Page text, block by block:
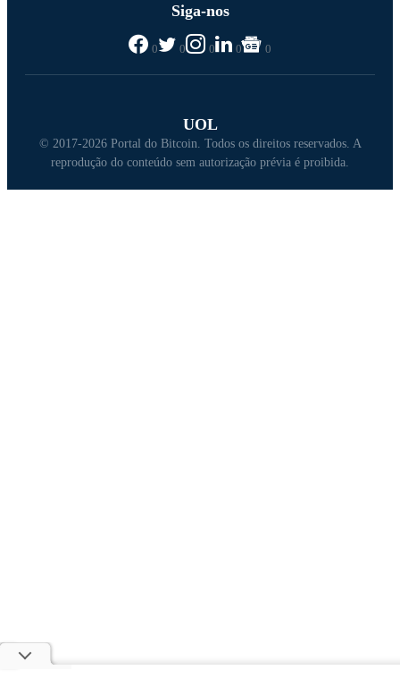
Siga-nos
0 0 0 0 0
UOL
© 2017-2026 Portal do Bitcoin. Todos os direitos reservados. A
reprodução do conteúdo sem autorização prévia é proibida.